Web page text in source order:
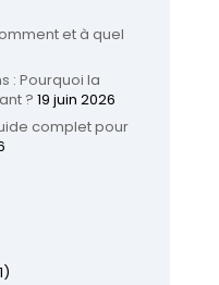
et à quel
: Pourquoi la
? 19 juin 2026
complet pour